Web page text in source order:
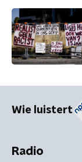
Wie luistert
Radio